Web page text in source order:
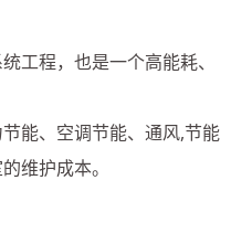
工程，也是一个高能耗、
能、空调节能、通风,节能
维护成本。